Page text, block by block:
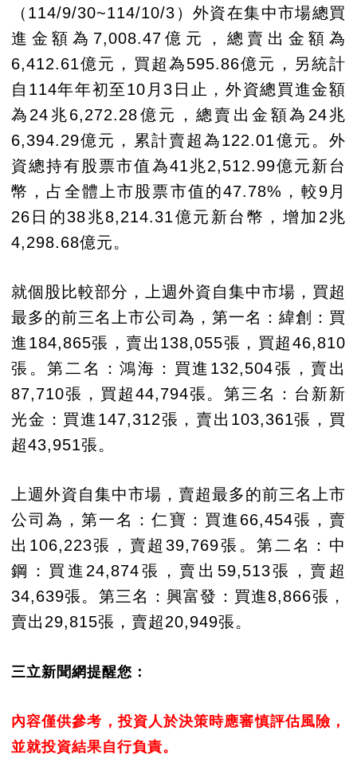
（114/9/30~114/10/3）外資在集中市場總買
進金額為7,008.47億元，總賣出金額為
6,412.61億元，買超為595.86億元，另統計
自114年年初至10月3日止，外資總買進金額
為24兆6,272.28億元，總賣出金額為24兆
6,394.29億元，累計賣超為122.01億元。外
資總持有股票市值為41兆2,512.99億元新台
幣，占全體上市股票市值的47.78%，較9月
26日的38兆8,214.31億元新台幣，增加2兆
4,298.68億元。
就個股比較部分，上週外資自集中市場，買超
最多的前三名上市公司為，第一名：緯創：買
進184,865張，賣出138,055張，買超46,810
張。第二名：鴻海：買進132,504張，賣出
87,710張，買超44,794張。第三名：台新新
光金：買進147,312張，賣出103,361張，買
超43,951張。
上週外資自集中市場，賣超最多的前三名上市
公司為，第一名：仁寶：買進66,454張，賣
出106,223張，賣超39,769張。第二名：中
鋼：買進24,874張，賣出59,513張，賣超
34,639張。第三名：興富發：買進8,866張，
賣出29,815張，賣超20,949張。
三立新聞網提醒您：
內容僅供參考，投資人於決策時應審慎評估風險，
並就投資結果自行負責。